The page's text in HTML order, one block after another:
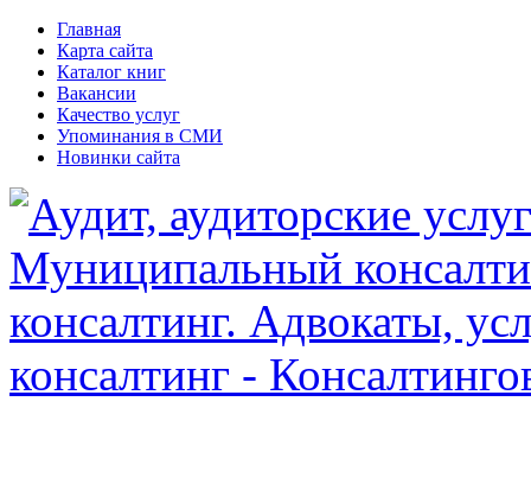
Главная
Карта сайта
Каталог книг
Вакансии
Качество услуг
Упоминания в СМИ
Новинки сайта